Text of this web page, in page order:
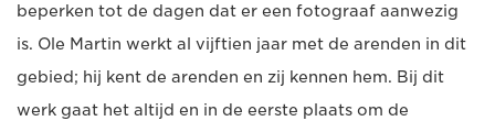
beperken tot de dagen dat er een fotograaf aanwezig
is. Ole Martin werkt al vijftien jaar met de arenden in dit
gebied; hij kent de arenden en zij kennen hem. Bij dit
werk gaat het altijd en in de eerste plaats om de